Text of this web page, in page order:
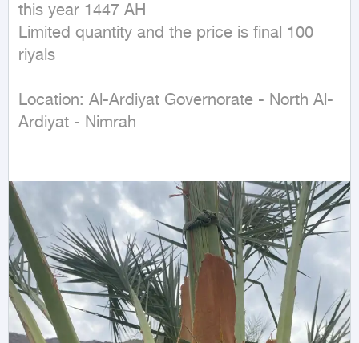
this year 1447 AH
Limited quantity and the price is final 100
riyals
Location: Al-Ardiyat Governorate - North Al-
Ardiyat - Nimrah